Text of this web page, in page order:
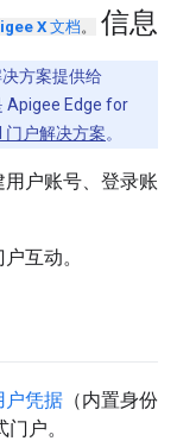
X文档。 信息
方案提供给
Apigee Edge for
门户解决方案。
户账号、登录账
互动。
户凭据 （内置身份
户。